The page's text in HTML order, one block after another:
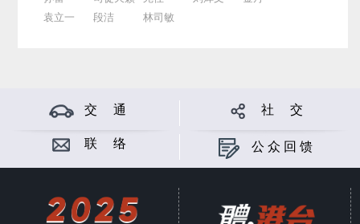
袁立一
段洁 林司敏
交 通 社 交
联 络 公众回馈